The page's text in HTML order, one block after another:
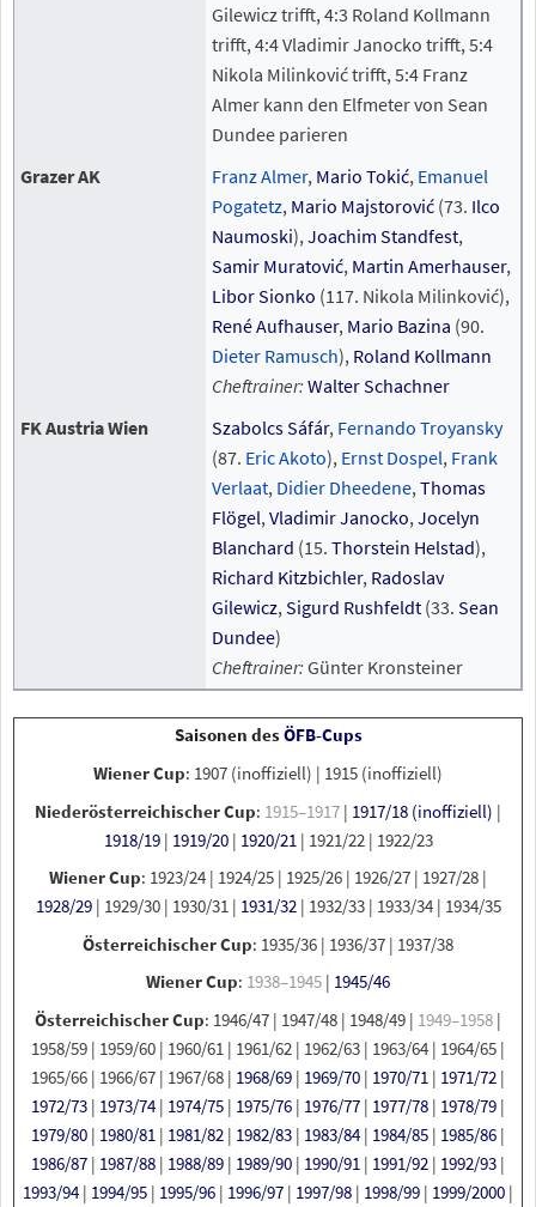
Gilewicz trifft, 4:3 Roland Kollmann
trifft, 4:4 Vladimir Janocko trifft, 5:4
Nikola Milinković trifft, 5:4 Franz
Almer kann den Elfmeter von Sean
Dundee parieren
Grazer AK
Franz Almer, Mario Tokić, Emanuel
Pogatetz, Mario Majstorović (73. Ilco
Naumoski),Joachim Standfest,
Samir Muratović, Martin Amerhauser,
Libor Sionko (117. Nikola Milinković),
René Aufhauser, Mario Bazina (90.
Dieter Ramusch), Roland Kollmann
Cheftrainer: Walter Schachner
FK Austria Wien
Szabolcs Sáfár, Fernando Troyansky
(87. Eric Akoto), Ernst Dospel, Frank
Verlaat, Didier Dheedene,Thomas
Flögel,Vladimir Janocko,Jocelyn
Blanchard (15.Thorstein Helstad),
Richard Kitzbichler, Radoslav
Gilewicz,Sigurd Rushfeldt (33.Sean
Dundee)
Cheftrainer: Günter Kronsteiner
Saisonen desÖFB-Cups
Wiener Cup: 1907 (inoffiziell) | 1915 (inoffiziell)
Niederösterreichischer Cup: 1915–1917 | 1917/18 (inoffiziell) |
1918/19 | 1919/20 | 1920/21 | 1921/22 | 1922/23
Wiener Cup: 1923/24 | 1924/25 | 1925/26 | 1926/27 | 1927/28 |
1928/29 | 1929/30 | 1930/31 | 1931/32 | 1932/33 | 1933/34 | 1934/35
Österreichischer Cup: 1935/36 | 1936/37 | 1937/38
Wiener Cup: 1938–1945 | 1945/46
Österreichischer Cup: 1946/47 | 1947/48 | 1948/49 | 1949–1958 |
1958/59 | 1959/60 | 1960/61 | 1961/62 | 1962/63 | 1963/64 | 1964/65 |
1965/66 | 1966/67 | 1967/68 | 1968/69 | 1969/70 | 1970/71 | 1971/72 |
1972/73 | 1973/74 | 1974/75 | 1975/76 | 1976/77 | 1977/78 | 1978/79 |
1979/80 | 1980/81 | 1981/82 | 1982/83 | 1983/84 | 1984/85 | 1985/86 |
1986/87 | 1987/88 | 1988/89 | 1989/90 | 1990/91 | 1991/92 | 1992/93 |
1993/94 | 1994/95 | 1995/96 | 1996/97 | 1997/98 | 1998/99 | 1999/2000 |